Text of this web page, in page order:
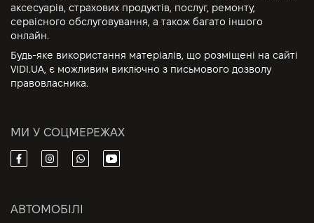
аксесуарів, страхових продуктів, послуг, ремонту,
сервісного обслуговування, а також багато іншого
онлайн.
Будь-яке використання матеріалів, що розміщені на сайті
VIDI.UA, є можливим виключно з письмового дозволу
правовласника.
МИ У СОЦМЕРЕЖАХ
АВТОМОБІЛІ